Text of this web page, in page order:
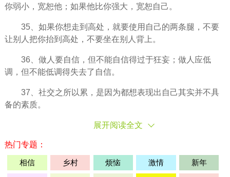
你弱小，宽恕他；如果他比你强大，宽恕自己。
35、如果你想走到高处，就要使用自己的两条腿，不要
让别人把你抬到高处，不要坐在别人背上。
36、做人要自信，但不能自信得过于狂妄；做人应低
调，但不能低调得失去了自信。
37、社交之所以累，是因为都想表现出自己其实并不具
备的素质。
展开阅读全文
热门专题：
相信 乡村 烦恼 激情 新年